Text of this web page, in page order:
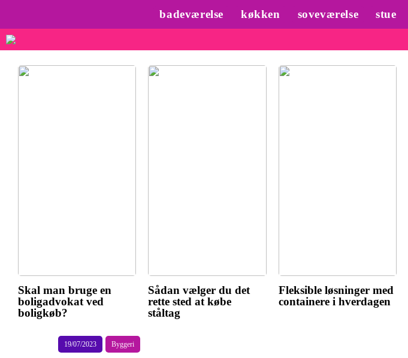
badeværelse køkken soveværelse stue
Skal man bruge en
boligadvokat ved
boligkøb?
Sådan vælger du det
rette sted at købe
ståltag
Fleksible løsninger med
containere i hverdagen
19/07/2023 Byggeri